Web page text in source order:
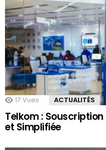
17 Vues ACTUALITÉS
Telkom : Souscription
et Simplifiée